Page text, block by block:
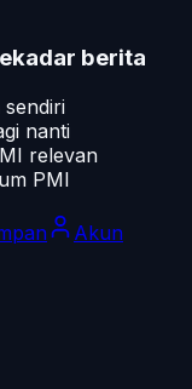
berita
nanti
relevan
PMI
Akun